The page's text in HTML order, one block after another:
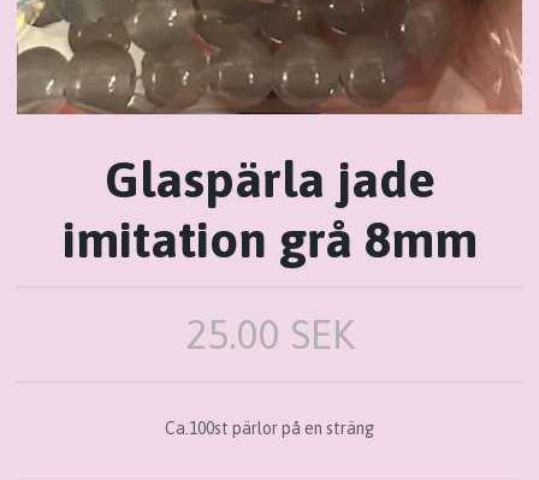
Glaspärla jade
imitation grå 8mm
25.00 SEK
Ca.100st pärlor på en sträng